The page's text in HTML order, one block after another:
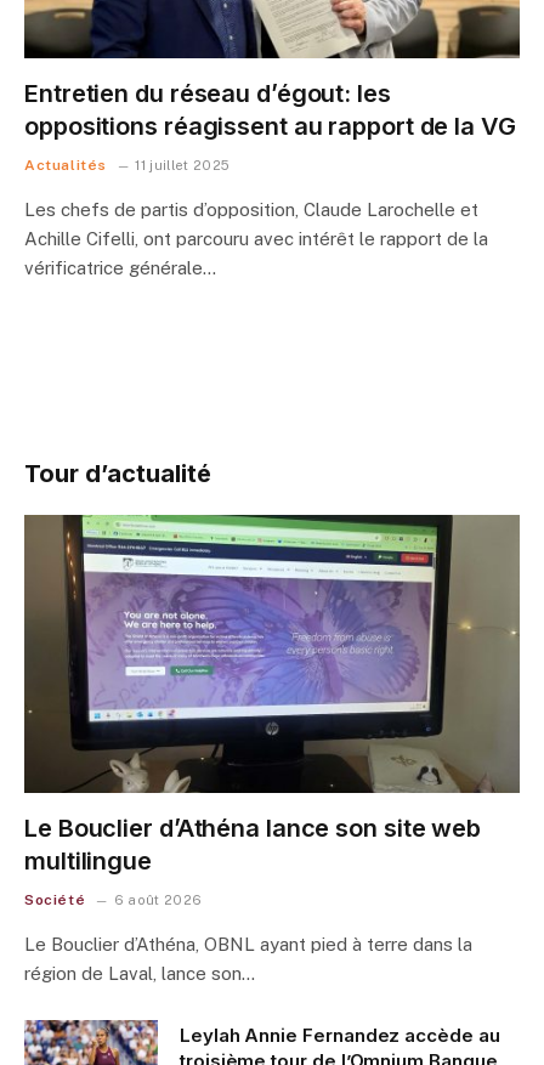
Entretien du réseau d’égout: les
oppositions réagissent au rapport de la VG
Actualités 11 juillet 2025
Les chefs de partis d’opposition, Claude Larochelle et
Achille Cifelli, ont parcouru avec intérêt le rapport de la
vérificatrice générale…
Tour d’actualité
Le Bouclier d’Athéna lance son site web
multilingue
Société 6 août 2026
Le Bouclier d’Athéna, OBNL ayant pied à terre dans la
région de Laval, lance son…
Leylah Annie Fernandez accède au